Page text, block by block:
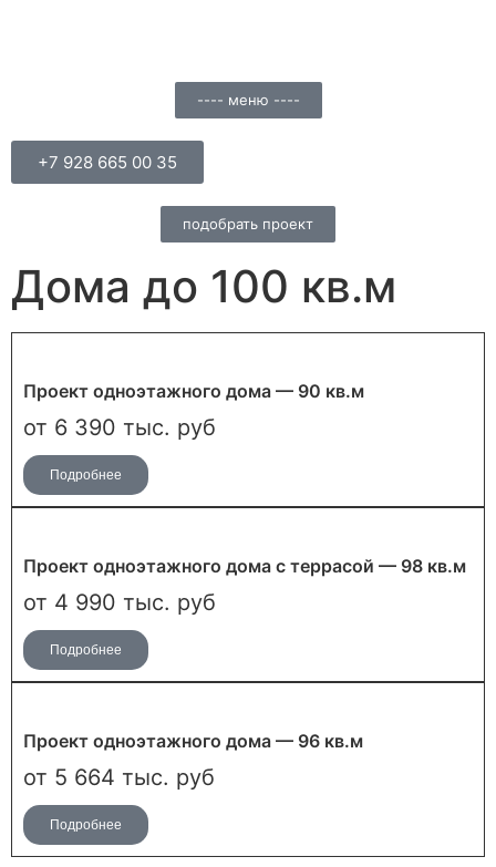
---- меню ----
+7 928 665 00 35
подобрать проект
Дома до 100 кв.м
Проект одноэтажного дома — 90 кв.м
от 6 390 тыс. руб
Подробнее
Проект одноэтажного дома с террасой — 98 кв.м
от 4 990 тыс. руб
Подробнее
Проект одноэтажного дома — 96 кв.м
от 5 664 тыс. руб
Подробнее